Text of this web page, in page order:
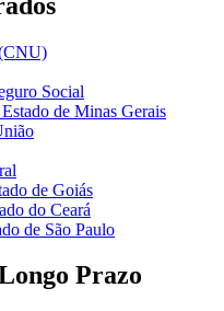
Social
de Minas Gerais
de Goiás
do Ceará
de São Paulo
Prazo